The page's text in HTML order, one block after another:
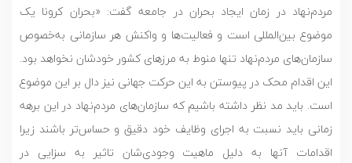
مردم‌نهاد در زمان ایجاد بحران در جامعه گفت: «بحران کرونا یک
موضوع بین‌المللی است و فعالیت‌ها و واکنش هر سازمانی به‌خصوص
سازمان‌های مردم‌نهاد تنها منوط به مرزهای کشور خودشان نخواهد بود.
این اقدام محک در پیوستن به این حرکت جهانی نیز دال بر این موضوع
است. باید مد نظر داشته باشیم که سازمان‌های مردم‌نهاد در این برهه
زمانی باید نسبت به اجرای وظایف خود دقیق و حساس‌تر باشند زیرا
اقدامات آنها به دلیل ماهیت وجودی‌شان تاثیر به سزایی در